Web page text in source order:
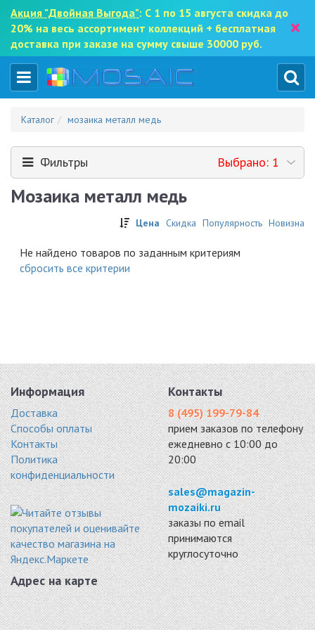
Акция "Двойная Выгода": С 1 по 15 августа скидка до
20% на весь ассортимент коллекций + бесплатная
доставка при заказе на сумму свыше 30000 руб.
×
Каталог мозаика металл медь
Фильтры Выбрано: 1
Мозаика металл медь
Цена Скидка Популярность Новизна
Не найдено товаров по заданным критериям
cбросить все критерии
Информация
Доставка
Способы оплаты
Контакты
Политика
конфиденциальности
Контакты
8 (495) 199-79-84
прием заказов по телефону
ежедневно с 10:00 до
20:00
sales@magazin-
mozaiki.ru
заказы по email
принимаются
круглосуточно
Адрес на карте